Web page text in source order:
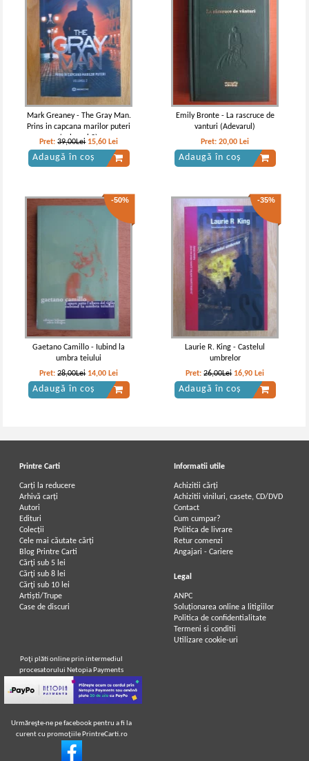
Mark Greaney - The Gray Man.
Prins in capcana marilor puteri
(volumul 2)
Pret:39,00Lei 15,60 Lei
Adaugă în coș
Emily Bronte - La rascruce de
vanturi (Adevarul)
Pret:20,00 Lei
Adaugă în coș
-50%
Gaetano Camillo - Iubind la
umbra teiului
Pret:28,00Lei 14,00 Lei
Adaugă în coș
-35%
Laurie R. King - Castelul
umbrelor
Pret:26,00Lei 16,90 Lei
Adaugă în coș
Printre Carti
Carți la reducere
Arhivă carți
Autori
Edituri
Colecții
Cele mai căutate cărți
Blog Printre Carti
Cărţi sub 5 lei
Cărţi sub 8 lei
Cărţi sub 10 lei
Artiști/Trupe
Case de discuri
Informatii utile
Achizitii cărți
Achizitii viniluri, casete, CD/DVD
Contact
Cum cumpar?
Politica de livrare
Retur comenzi
Angajari - Cariere
Legal
ANPC
Soluționarea online a litigiilor
Politica de confidentialitate
Termeni si conditii
Utilizare cookie-uri
Poţi plăti online prin intermediul
procesatorului Netopia Payments
Urmăreşte-ne pe facebook pentru a fi la
curent cu promoţiile PrintreCarti.ro